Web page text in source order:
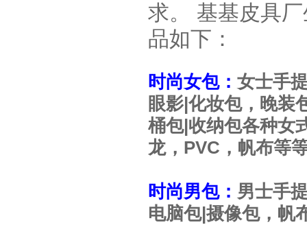
求。 基基皮具
品如下：
时尚女包： 女士手
眼影|化妆包，晚装
桶包|收纳包各种女
龙，PVC，帆布等
时尚男包： 男士手
电脑包|摄像包，帆